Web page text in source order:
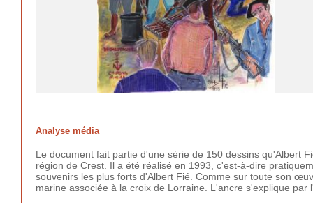
Analyse média
Le document fait partie d'une série de 150 dessins qu'Albert
région de Crest. Il a été réalisé en 1993, c'est-à-dire
souvenirs les plus forts d'Albert Fié. Comme sur toute son
marine associée à la croix de Lorraine. L'ancre s'explique